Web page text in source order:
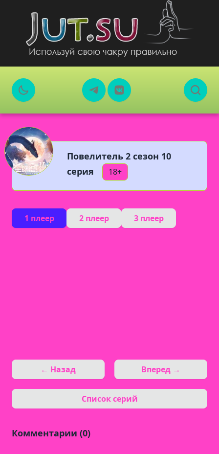
Повелитель 2 сезон 10
серия
18+
1 плеер 2 плеер 3 плеер
← Назад
Список серий
Вперед →
Комментарии (0)